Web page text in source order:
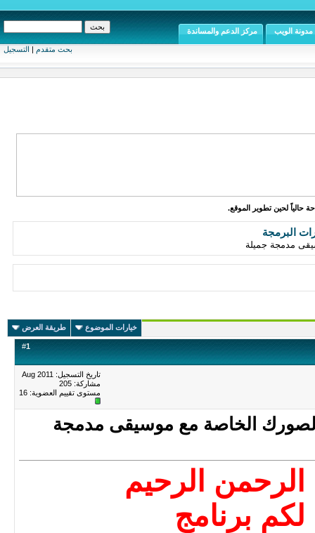
بحث متقدم | التسجيل
مدونة الويب مركز الدعم والمساندة
حالياً لحين تطوير الموقع.
البرمجة
مدمجة جميلة
خيارات الموضوع طريقة العرض
#1
تاريخ التسجيل: Aug 2011
مشاركة: 205
مستوى تقييم العضوية: 16
لصورك الخاصة مع موسيقى مدمجة
الرحمن الرحيم
برنامج